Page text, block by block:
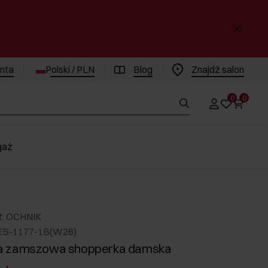
Polski / PLN Blog Znajdż salon
0 0
OCHNIK
1177-1B(W26)
zamszowa shopperka damska